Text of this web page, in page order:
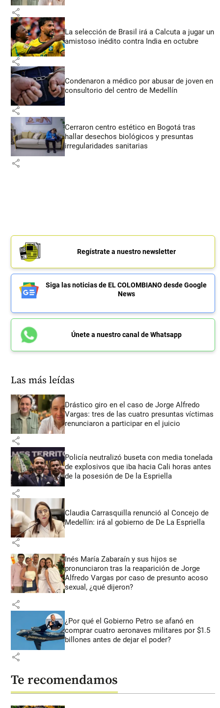
share
La selección de Brasil irá a Calcuta a jugar un
amistoso inédito contra India en octubre
share
Condenaron a médico por abusar de joven en
consultorio del centro de Medellín
share
Cerraron centro estético en Bogotá tras
hallar desechos biológicos y presuntas
irregularidades sanitarias
share
Regístrate a nuestro newsletter
Siga las noticias de EL COLOMBIANO desde Google
News
Únete a nuestro canal de Whatsapp
Las más leídas
Drástico giro en el caso de Jorge Alfredo
Vargas: tres de las cuatro presuntas víctimas
renunciaron a participar en el juicio
share
Policía neutralizó buseta con media tonelada
de explosivos que iba hacia Cali horas antes
de la posesión de De la Espriella
share
Claudia Carrasquilla renunció al Concejo de
Medellín: irá al gobierno de De La Espriella
share
Inés María Zabaraín y sus hijos se
pronunciaron tras la reaparición de Jorge
Alfredo Vargas por caso de presunto acoso
sexual, ¿qué dijeron?
share
¿Por qué el Gobierno Petro se afanó en
comprar cuatro aeronaves militares por $1.5
billones antes de dejar el poder?
share
Te recomendamos